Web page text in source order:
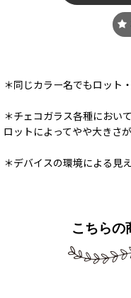
＊同じカラー名でもロット
＊チェコガラス各種におい
ロットによってやや大きさ
＊デバイスの環境による見
こちらの